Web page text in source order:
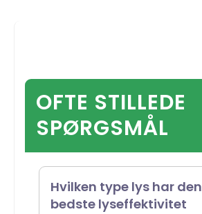
OFTE STILLEDE
SPØRGSMÅL
Hvilken type lys har den
bedste lyseffektivitet